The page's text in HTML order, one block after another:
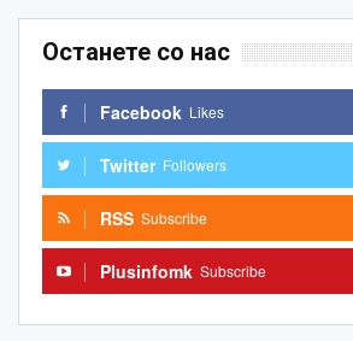
Останете со нас
Facebook Likes
Twitter Followers
RSS Subscribe
Plusinfomk Subscribe